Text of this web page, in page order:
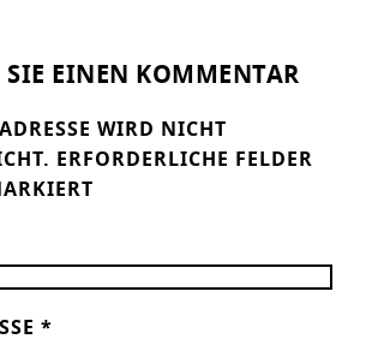
SIE EINEN KOMMENTAR
WIRD NICHT
ERFORDERLICHE FELDER
*